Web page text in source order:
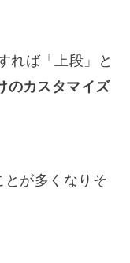
れば「上段」と
のカスタマイズ
とが多くなりそ